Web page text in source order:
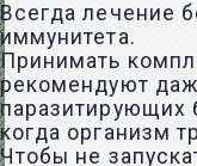
Всегда лечение
иммунитета.
Принимать
рекомендуют
паразитирующих
когда организм
Чтобы не